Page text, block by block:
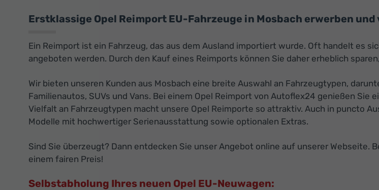
Erstklassige Opel Reimport EU-Fahrzeuge in Mosbach erwerben
Ein Reimport ist ein Fahrzeug, das aus dem Ausland importiert wurde. Oft handelt es
angeboten werden. Durch den Kauf eines Reimports können Sie daher erheblich
Wir bieten unseren Kunden aus Mosbach eine breite Auswahl an Fahrzeugtypen,
Familienautos, SUVs und Vans. Bei einem Opel Reimport von Autoflex24 genießen
Vielfalt an Fahrzeugtypen macht unsere Opel Reimporte so attraktiv. Auch in puncto
Modelle mit hochwertiger Serienausstattung sowie optionalen Extras.
Sind Sie überzeugt? Dann entdecken Sie unser Angebot online auf unserer Webseite.
einem fairen Preis!
Selbstabholung Ihres neuen Opel EU-Neuwagen: